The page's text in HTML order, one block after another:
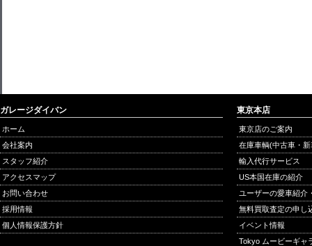
ガレージダイバン
ホーム
会社案内
スタッフ紹介
アクセスマップ
お問い合わせ
採用情報
個人情報保護方針
東京本店
東京店のご案内
在庫車輌(中古車・
輸入代行サービス
US本国在庫の紹介
ユーザーの愛車紹介
無料買取査定の申し
イベント情報
Tokyo ムービーギャ